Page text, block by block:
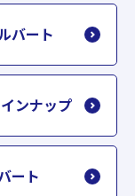
バート
ンナップ
ート